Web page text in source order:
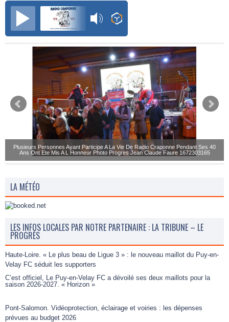
Radio Craponne FM
Plusieurs Personnes Ayant Participe A La Vie De Radio Craponne Pendant Ses 40
Ans Ont Ete Mis A L Honneur Photo Progres Jean Claude Faure 1672303165
LA MÉTÉO
LES INFOS LOCALES PAR NOTRE PARTENAIRE : LA TRIBUNE – LE
PROGRÈS
Haute-Loire. « Le plus beau de Ligue 3 » : le nouveau maillot du Puy-en-
Velay FC séduit les supporters
C’est officiel, Le Puy-en-Velay FC a dévoilé ses deux maillots pour la
saison 2026-2027. « Horizon »
Pont-Salomon. Vidéoprotection, éclairage et voiries : les dépenses
prévues au budget 2026